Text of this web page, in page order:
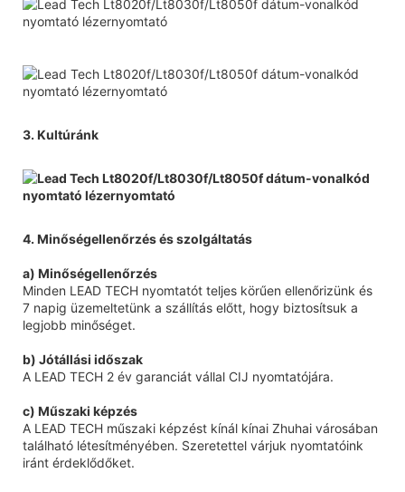
3. Kultúránk
4. Minőségellenőrzés és szolgáltatás
a) Minőségellenőrzés
Minden LEAD TECH nyomtatót teljes körűen ellenőrizünk és
7 napig üzemeltetünk a szállítás előtt, hogy biztosítsuk a
legjobb minőséget.
b) Jótállási időszak
A LEAD TECH 2 év garanciát vállal CIJ nyomtatójára.
c) Műszaki képzés
A LEAD TECH műszaki képzést kínál kínai Zhuhai városában
található létesítményében. Szeretettel várjuk nyomtatóink
iránt érdeklődőket.